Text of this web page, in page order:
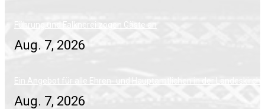
Führung und Falknerei zogen Gäste an
Aug. 7, 2026
Ein Angebot für alle Ehren- und Hauptamtlichen in der Landeskirche
Aug. 7, 2026